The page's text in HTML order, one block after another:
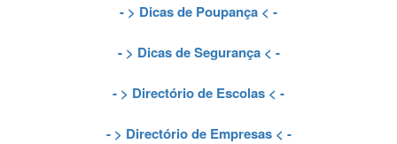
- > Dicas de Poupança < -
- > Dicas de Segurança< -
- > Directório de Escolas < -
- > Directório de Empresas< -